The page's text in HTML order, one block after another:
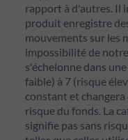
rapport à d'autres. Il
produit enregistre
mouvements sur les
impossibilité de
s'échelonne dans
faible) à 7 (risque
constant et
risque du fonds. La
signifie pas sans